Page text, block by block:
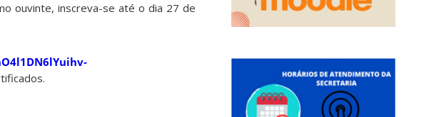
ouvinte, inscreva-se até o dia 27 de